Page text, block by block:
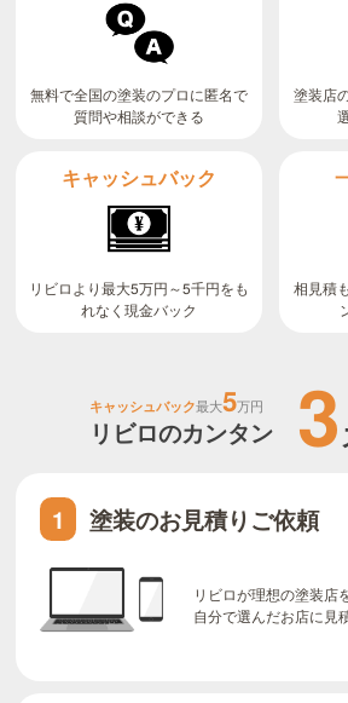
無料で全国の塗装のプロに匿名で
質問や相談ができる
塗装店
キャッシュバック
リビロより最大5万円～5千円をも
れなく現金バック
相見積
キャッシュバック最大5万円
リビロのカンタン 3
1 塗装のお見積りご依頼
リビロが理想の塗装店
自分で選んだお店に見